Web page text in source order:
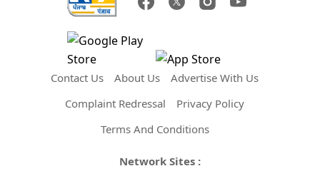
Contact Us About Us
Advertise With Us
Complaint Redressal
Privacy Policy
Terms And Conditions
Network Sites :